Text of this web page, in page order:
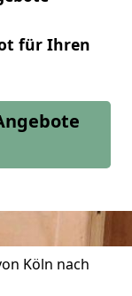
für Ihren
Köln nach